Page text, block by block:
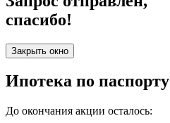
спасибо!
Закрыть окно
Ипотека по паспорту
До окончания акции осталось: